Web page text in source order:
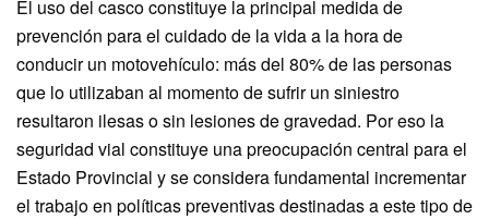
El uso del casco constituye la principal medida de
prevención para el cuidado de la vida a la hora de
conducir un motovehículo: más del 80% de las personas
que lo utilizaban al momento de sufrir un siniestro
resultaron ilesas o sin lesiones de gravedad. Por eso la
seguridad vial constituye una preocupación central para el
Estado Provincial y se considera fundamental incrementar
el trabajo en políticas preventivas destinadas a este tipo de